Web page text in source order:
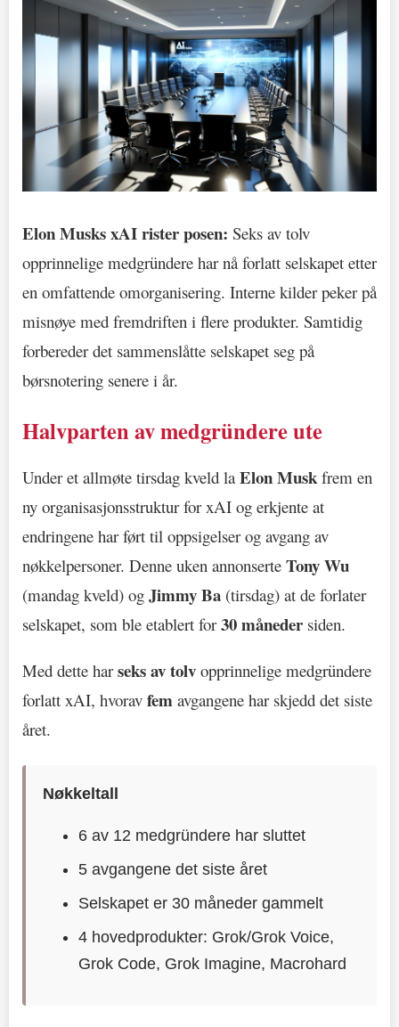
Elon Musks xAI rister posen: Seks av tolv
opprinnelige medgründere har nå forlatt selskapet etter
en omfattende omorganisering. Interne kilder peker på
misnøye med fremdriften i flere produkter. Samtidig
forbereder det sammenslåtte selskapet seg på
børsnotering senere i år.
Halvparten av medgründere ute
Under et allmøte tirsdag kveld laElon Musk frem en
ny organisasjonsstruktur for xAI og erkjente at
endringene har ført til oppsigelser og avgang av
nøkkelpersoner. Denne uken annonserte Tony Wu
(mandag kveld) og Jimmy Ba (tirsdag) at de forlater
selskapet, som ble etablert for30 måneder siden.
Med dette harseks av tolv opprinnelige medgründere
forlatt xAI, hvorav fem avgangene har skjedd det siste
året.
Nøkkeltall
6 av 12 medgründere har sluttet
5 avgangene det siste året
Selskapet er 30 måneder gammelt
4 hovedprodukter: Grok/Grok Voice,
Grok Code, Grok Imagine, Macrohard